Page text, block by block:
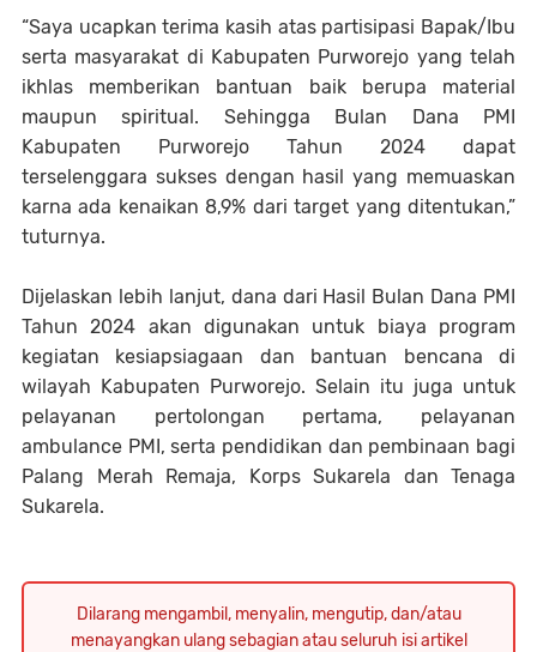
“Saya ucapkan terima kasih atas partisipasi Bapak/Ibu
serta masyarakat di Kabupaten Purworejo yang telah
ikhlas memberikan bantuan baik berupa material
maupun spiritual. Sehingga Bulan Dana PMI
Kabupaten Purworejo Tahun 2024 dapat
terselenggara sukses dengan hasil yang memuaskan
karna ada kenaikan 8,9% dari target yang ditentukan,”
tuturnya.
Dijelaskan lebih lanjut, dana dari Hasil Bulan Dana PMI
Tahun 2024 akan digunakan untuk biaya program
kegiatan kesiapsiagaan dan bantuan bencana di
wilayah Kabupaten Purworejo. Selain itu juga untuk
pelayanan pertolongan pertama, pelayanan
ambulance PMI, serta pendidikan dan pembinaan bagi
Palang Merah Remaja, Korps Sukarela dan Tenaga
Sukarela.
Dilarang mengambil, menyalin, mengutip, dan/atau
menayangkan ulang sebagian atau seluruh isi artikel